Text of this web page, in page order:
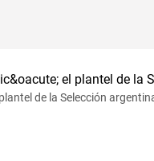
de la Selección